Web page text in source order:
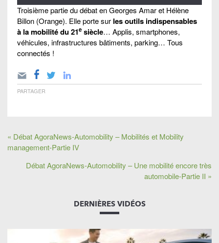
Troisième partie du débat en Georges Amar et Hélène
Billon (Orange). Elle porte sur les outils indispensables
à la mobilité du 21e siècle… Applis, smartphones,
véhicules, infrastructures bâtiments, parking… Tous
connectés !
PARTAGER
« Débat AgoraNews-Automobility – Mobilités et Mobility
management-Partie IV
Débat AgoraNews-Automobility – Une mobilité encore très
automobile-Partie II »
DERNIÈRES VIDÉOS